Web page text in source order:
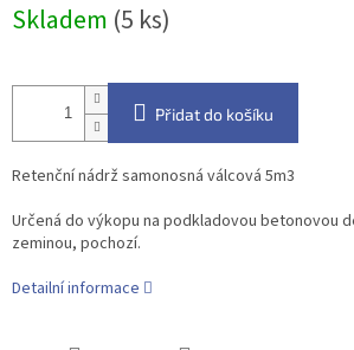
cena:
Skladem (5 ks)
Přidat do košíku
Retenční nádrž samonosná válcová 5m3
Určená do výkopu na podkladovou betonovou
zeminou, pochozí.
Detailní informace